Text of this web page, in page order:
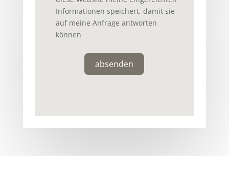
Informationen speichert, damit sie
auf meine Anfrage antworten
können
absenden